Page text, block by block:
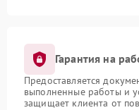
Гарантия на
Предоставляется
выполненные работы и
защищает клиента от